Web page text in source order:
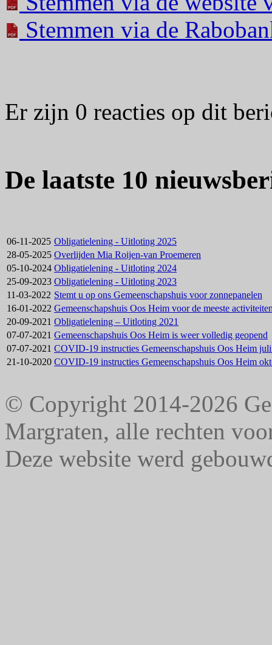
Stemmen via de
Er zijn 0 reacties op dit
De laatste 10
06-11-2025 Obligatielening - Uitloting 2025
28-05-2025 Overlijden Mia Roijen-van Proemeren
05-10-2024 Obligatielening - Uitloting 2024
25-09-2023 Obligatielening - Uitloting 2023
11-03-2022 Stemt u op ons Gemeenschapshuis voor zonnepanelen
16-01-2022 Gemeenschapshuis Oos Heim voor de meeste
20-09-2021 Obligatielening – Uitloting 2021
07-07-2021 Gemeenschapshuis Oos Heim is weer volledig geopend
07-07-2021 COVID-19 instructies Gemeenschapshuis Oos Heim
21-10-2020 COVID-19 instructies Gemeenschapshuis Oos Heim
© Copyright 2014-2026
Margraten, alle rechten
Deze website werd